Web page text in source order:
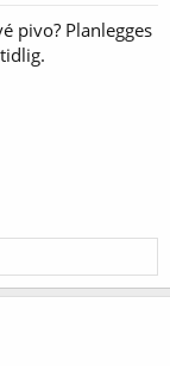
pivo? Planlegges